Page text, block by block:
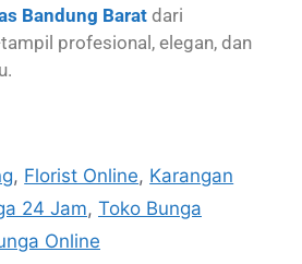
Bandung Barat dari
profesional, elegan, dan
, Florist Online, Karangan
24 Jam, Toko Bunga
Online